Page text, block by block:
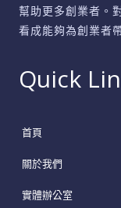
幫助更多創業者。
看成能夠為創業者
Quick
首頁
關於我們
實體辦公室